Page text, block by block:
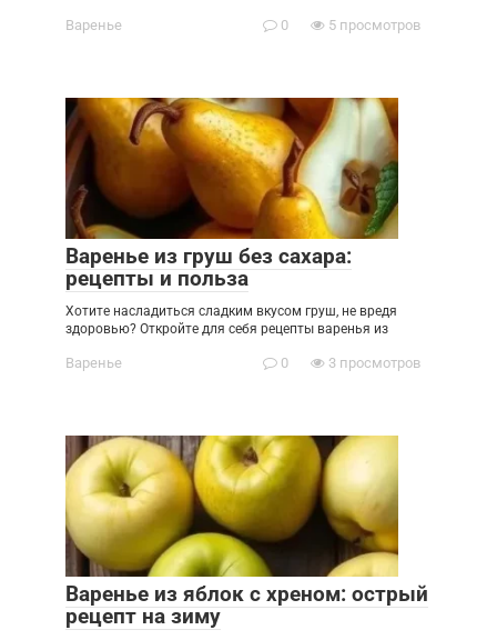
Варенье 0 5 просмотров
Варенье из груш без сахара:
рецепты и польза
Хотите насладиться сладким вкусом груш, не вредя
здоровью? Откройте для себя рецепты варенья из
Варенье 0 3 просмотров
Варенье из яблок с хреном: острый
рецепт на зиму